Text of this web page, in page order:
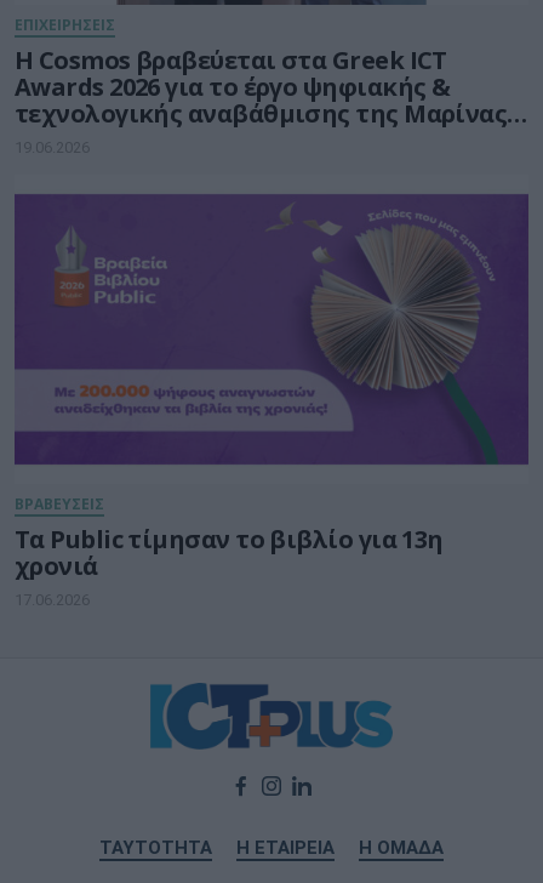
ΕΠΙΧΕΙΡΗΣΕΙΣ
Η Cosmos βραβεύεται στα Greek ICT
Awards 2026 για το έργο ψηφιακής &
τεχνολογικής αναβάθμισης της Μαρίνας
Φλοίσβου
19.06.2026
ΒΡΑΒΕΥΣΕΙΣ
Τα Public τίμησαν το βιβλίο για 13η
χρονιά
17.06.2026
ΤΑΥΤΟΤΗΤΑ Η ΕΤΑΙΡΕΙΑ Η ΟΜΑΔΑ